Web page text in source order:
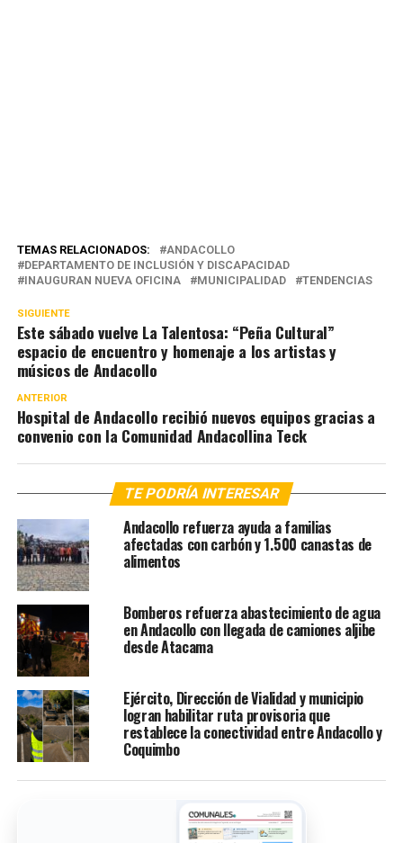
TEMAS RELACIONADOS:
ANDACOLLO
DEPARTAMENTO DE INCLUSIÓN Y DISCAPACIDAD
INAUGURAN NUEVA OFICINA
MUNICIPALIDAD TENDENCIAS
SIGUIENTE
Este sábado vuelve La Talentosa: “Peña Cultural”
espacio de encuentro y homenaje a los artistas y
músicos de Andacollo
ANTERIOR
Hospital de Andacollo recibió nuevos equipos gracias a
convenio con la Comunidad Andacollina Teck
TE PODRÍA INTERESAR
Andacollo refuerza ayuda a familias
afectadas con carbón y 1.500 canastas de
alimentos
Bomberos refuerza abastecimiento de agua
en Andacollo con llegada de camiones aljibe
desde Atacama
Ejército, Dirección de Vialidad y municipio
logran habilitar ruta provisoria que
restablece la conectividad entre Andacollo y
Coquimbo